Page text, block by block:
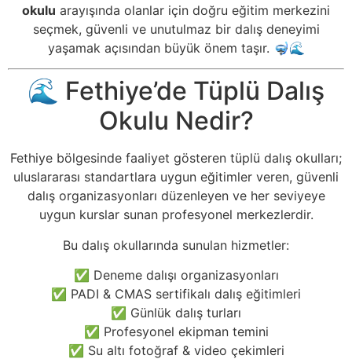
okulu arayışında olanlar için doğru eğitim merkezini
seçmek, güvenli ve unutulmaz bir dalış deneyimi
yaşamak açısından büyük önem taşır. 🤿🌊
🌊 Fethiye’de Tüplü Dalış
Okulu Nedir?
Fethiye bölgesinde faaliyet gösteren tüplü dalış okulları;
uluslararası standartlara uygun eğitimler veren, güvenli
dalış organizasyonları düzenleyen ve her seviyeye
uygun kurslar sunan profesyonel merkezlerdir.
Bu dalış okullarında sunulan hizmetler:
✅ Deneme dalışı organizasyonları
✅ PADI & CMAS sertifikalı dalış eğitimleri
✅ Günlük dalış turları
✅ Profesyonel ekipman temini
✅ Su altı fotoğraf & video çekimleri